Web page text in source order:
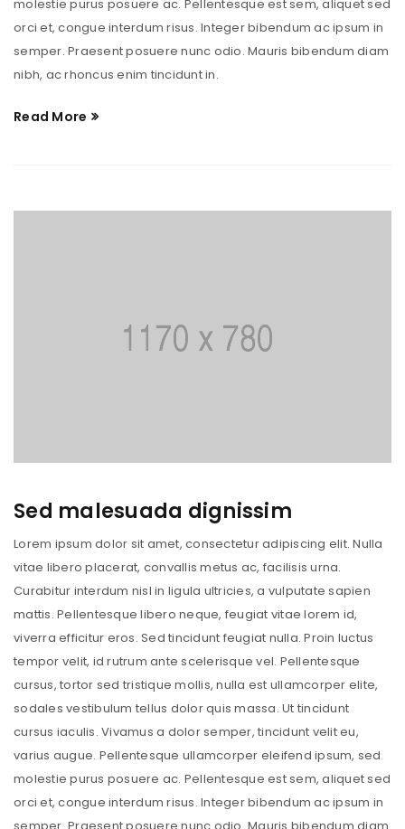
molestie purus posuere ac. Pellentesque est sem, aliquet sed
orci et, congue interdum risus. Integer bibendum ac ipsum in
semper. Praesent posuere nunc odio. Mauris bibendum diam
nibh, ac rhoncus enim tincidunt in.
Read More
Sed malesuada dignissim
Lorem ipsum dolor sit amet, consectetur adipiscing elit. Nulla
vitae libero placerat, convallis metus ac, facilisis urna.
Curabitur interdum nisl in ligula ultricies, a vulputate sapien
mattis. Pellentesque libero neque, feugiat vitae lorem id,
viverra efficitur eros. Sed tincidunt feugiat nulla. Proin luctus
tempor velit, id rutrum ante scelerisque vel. Pellentesque
cursus, tortor sed tristique mollis, nulla est ullamcorper elite,
sodales vestibulum tellus dolor quis massa. Ut tincidunt
cursus iaculis. Vivamus a dolor semper, tincidunt velit eu,
varius augue. Pellentesque ullamcorper eleifend ipsum, sed
molestie purus posuere ac. Pellentesque est sem, aliquet sed
orci et, congue interdum risus. Integer bibendum ac ipsum in